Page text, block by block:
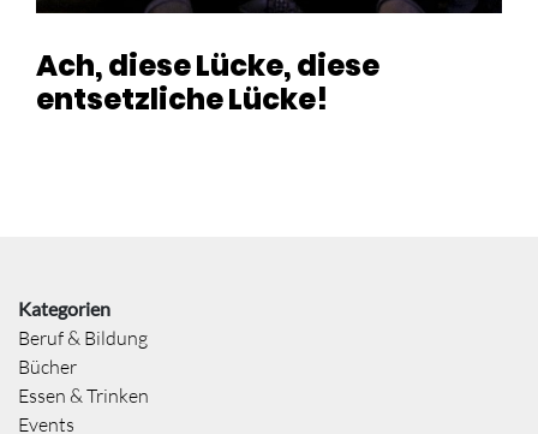
Ach, diese Lücke, diese
entsetzliche Lücke!
Kategorien
Beruf & Bildung
Bücher
Essen & Trinken
Events